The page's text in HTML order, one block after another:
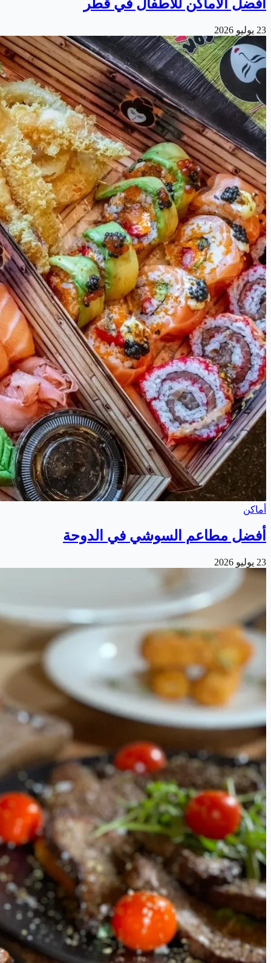
أفضل الأماكن للأطفال في قطر
23 يوليو 2026
أماكن
أفضل مطاعم السوشي في الدوحة
23 يوليو 2026